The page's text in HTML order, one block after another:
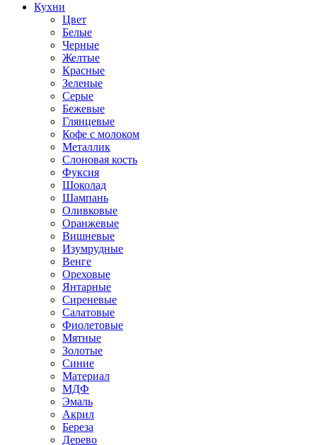
Кухни
Цвет
Белые
Черные
Желтые
Красные
Зеленые
Серые
Бежевые
Глянцевые
Кофе с молоком
Металлик
Слоновая кость
Фуксия
Шоколад
Шампань
Оливковые
Оранжевые
Вишневые
Изумрудные
Венге
Ореховые
Янтарные
Сиреневые
Салатовые
Фиолетовые
Мятные
Золотые
Синие
Материал
МДФ
Эмаль
Акрил
Береза
Дерево